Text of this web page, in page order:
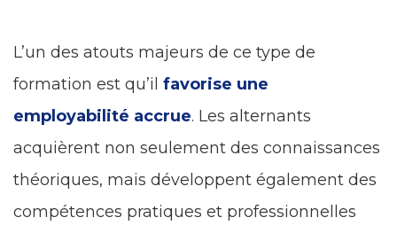
L’un des atouts majeurs de ce type de
formation est qu’il favorise une
employabilité accrue. Les alternants
acquièrent non seulement des connaissances
théoriques, mais développent également des
compétences pratiques et professionnelles